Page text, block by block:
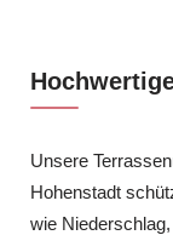
Unsere
Hohenstadt
wie